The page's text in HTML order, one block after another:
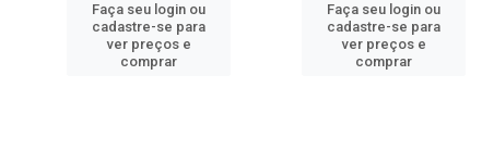
Faça seu login ou
cadastre-se para
ver preços e
comprar
Faça seu login ou
cadastre-se para
ver preços e
comprar